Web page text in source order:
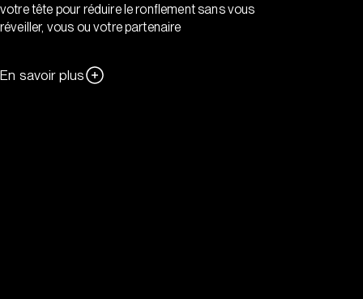
votre tête pour réduire le ronflement sans vous
réveiller, vous ou votre partenaire
En savoir plus